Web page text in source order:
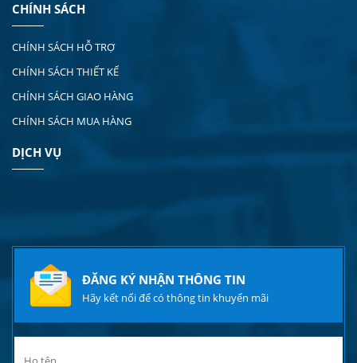
CHÍNH SÁCH
CHÍNH SÁCH HỖ TRỢ
CHÍNH SÁCH THIẾT KẾ
CHÍNH SÁCH GIAO HÀNG
CHÍNH SÁCH MUA HÀNG
DỊCH VỤ
ĐĂNG KÝ NHẬN THÔNG TIN
Hãy kết nối để có thông tin khuyến mãi